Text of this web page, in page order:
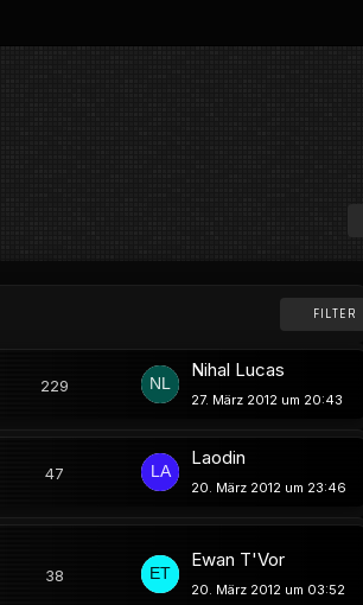
FILTER
229
Nihal Lucas
27. März 2012 um 20:43
47
Laodin
20. März 2012 um 23:46
38
Ewan T'Vor
20. März 2012 um 03:52